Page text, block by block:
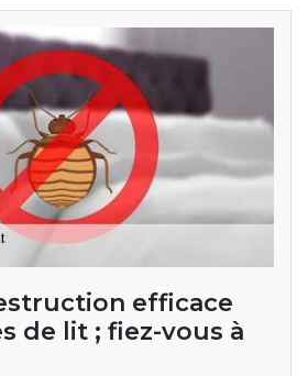
efficace
de lit ; fiez-vous à